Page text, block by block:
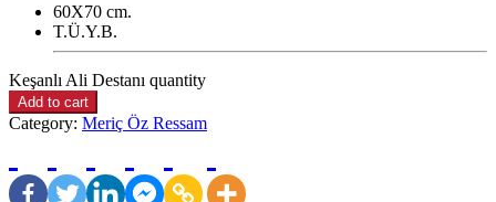
60X70 cm.
T.Ü.Y.B.
Keşanlı Ali Destanı quantity
Add to cart
Category: Meriç Öz Ressam